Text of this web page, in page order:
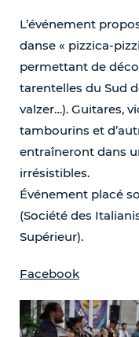
L’événement
danse « pizzica-
permettant de
tarentelles du Sud
valzer…). Guitares,
tambourins et
entraîneront dans
irrésistibles.
Événement placé
(Société des
Supérieur).
Facebook